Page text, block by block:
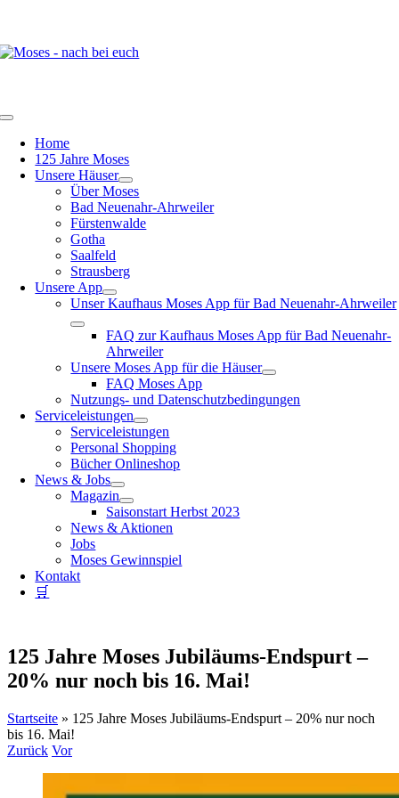
Zum
Toggle
NavigationHome
125 Jahre Moses
Unsere Häuser
Über Moses
Bad Neuenahr-Ahrweiler
Fürstenwalde
Gotha
Saalfeld
Strausberg
Unsere App
Unser Kaufhaus Moses App für Bad Neuenahr-Ahrweiler
FAQ zur Kaufhaus Moses App für Bad Neuenahr-
Ahrweiler
Unsere Moses App für die Häuser
FAQ Moses App
Nutzungs- und Datenschutzbedingungen
Serviceleistungen
Serviceleistungen
Personal Shopping
Bücher Onlineshop
News & Jobs
Magazin
Saisonstart Herbst 2023
News & Aktionen
Jobs
Moses Gewinnspiel
Kontakt
🛒
125 Jahre Moses Jubiläums-Endspurt –
20% nur noch bis 16. Mai!
Startseite » 125 Jahre Moses Jubiläums-Endspurt – 20% nur noch
bis 16. Mai!
Zurück Vor